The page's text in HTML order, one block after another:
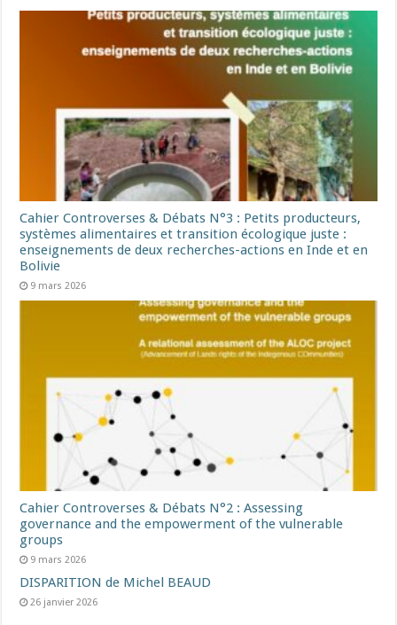
Cahier Controverses & Débats N°3 : Petits producteurs,
systèmes alimentaires et transition écologique juste :
enseignements de deux recherches-actions en Inde et en
Bolivie
9 mars 2026
Cahier Controverses & Débats N°2 : Assessing
governance and the empowerment of the vulnerable
groups
9 mars 2026
DISPARITION de Michel BEAUD
26 janvier 2026